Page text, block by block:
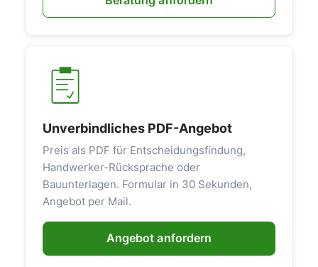
Unverbindliches PDF-Angebot
Preis als PDF für Entscheidungsfindung,
Handwerker-Rücksprache oder
Bauunterlagen. Formular in 30 Sekunden,
Angebot per Mail.
Angebot anfordern